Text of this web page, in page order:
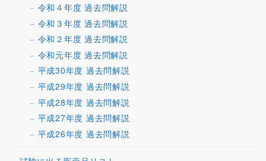
令和４年度 過去問解説
令和３年度 過去問解説
令和２年度 過去問解説
令和元年度 過去問解説
平成30年度 過去問解説
平成29年度 過去問解説
平成28年度 過去問解説
平成27年度 過去問解説
平成26年度 過去問解説